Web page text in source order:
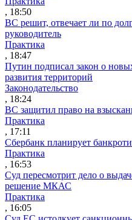
, 18:50
ВС решит, отвечает ли по
руководитель
Практика
, 18:47
Путин подписал закон о
развития территорий
Законодательство
, 18:24
ВС защитил право на
Практика
, 17:11
Сбербанк планирует
Практика
, 16:53
Суд пересмотрит дело о
решение МКАС
Практика
, 16:05